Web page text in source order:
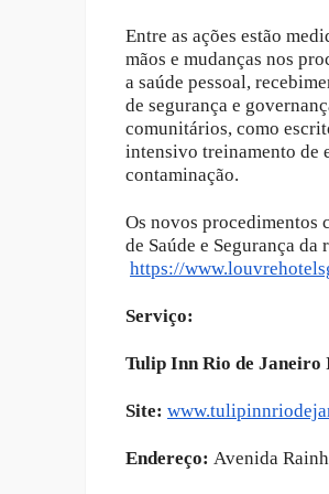
Entre as ações estão
mãos e mudanças nos
a saúde pessoal,
de segurança e
comunitários, como
intensivo treinamento de
contaminação.
Os novos procedimentos
de Saúde e Segurança
https://
Serviço:
Tulip Inn Rio de Janeiro
Site:
Endereço: Avenida